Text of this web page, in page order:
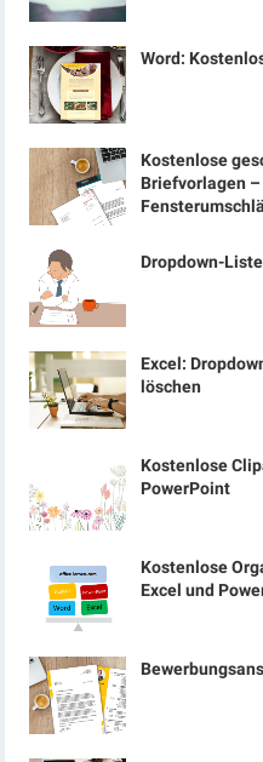
Word:
Kostenlose
Briefvorlagen
Dropdown-
Excel:
löschen
Kostenlose
PowerPoint
Kostenlose
Excel und